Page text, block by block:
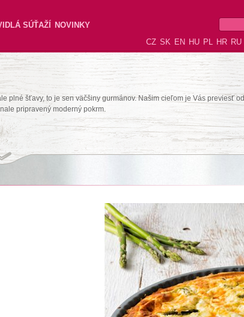
SÚŤAŽÍ
NOVINKY
CZ SK EN HU PL HR RU
plné šťavy, to je sen väčšiny gurmánov. Našim cieľom je Vás previesť od
pripravený moderný pokrm.